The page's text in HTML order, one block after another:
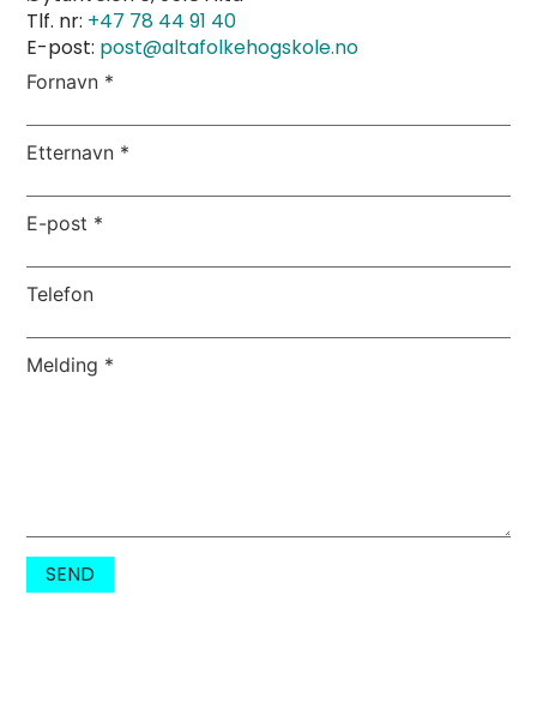
Tlf. nr: +47 78 44 91 40
E-post: post@altafolkehogskole.no
Fornavn *
Etternavn *
E-post *
Telefon
Melding *
SEND